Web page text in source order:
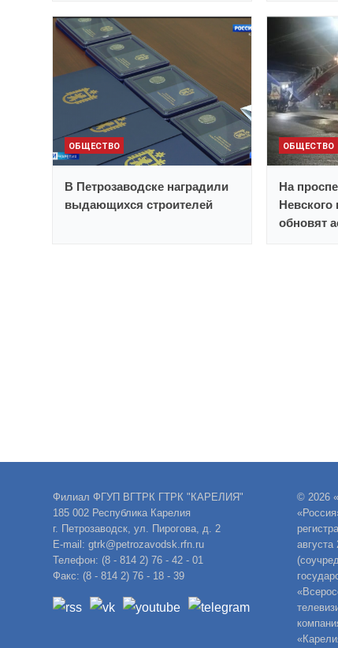
ОБЩЕСТВО
В Петрозаводске наградили
выдающихся строителей
ОБЩЕСТВО
На
Невского
обновят
Филиал ФГУП ВГТРК ГТРК "КАРЕЛИЯ"
185 002 Республика Карелия
г. Петрозаводск, ул. Пирогова, д. 2
E-mail: gtrk@petrozavodsk.rfn.ru
Телефон: (8 - 814 2) 76 - 42 - 01
Факс: (8 - 814 2) 76 - 18 - 39
© 2026
августа